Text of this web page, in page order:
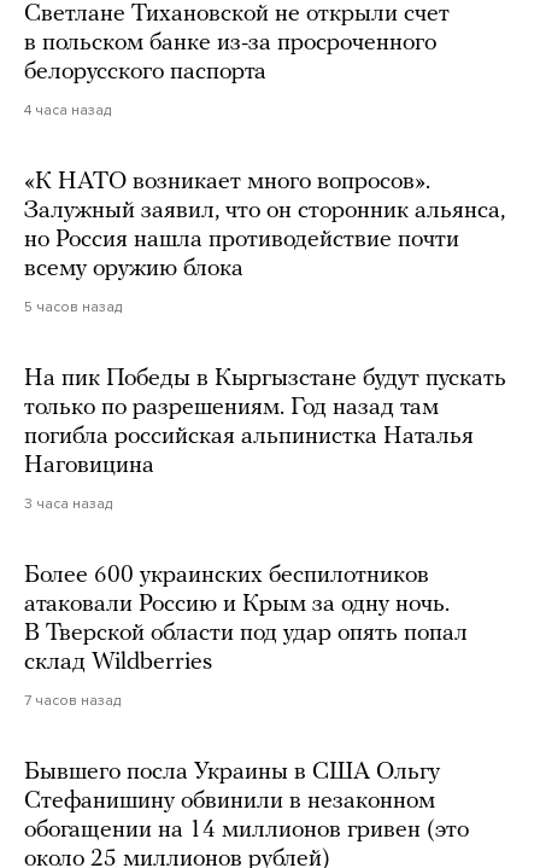
Светлане Тихановской не открыли счет
в польском банке из-за просроченного
белорусского паспорта
4 часа назад
«К НАТО возникает много вопросов».
Залужный заявил, что он сторонник альянса,
но Россия нашла противодействие почти
всему оружию блока
5 часов назад
На пик Победы в Кыргызстане будут пускать
только по разрешениям. Год назад там
погибла российская альпинистка Наталья
Наговицина
3 часа назад
Более 600 украинских беспилотников
атаковали Россию и Крым за одну ночь.
В Тверской области под удар опять попал
склад Wildberries
7 часов назад
Бывшего посла Украины в США Ольгу
Стефанишину обвинили в незаконном
обогащении на 14 миллионов гривен (это
около 25 миллионов рублей)